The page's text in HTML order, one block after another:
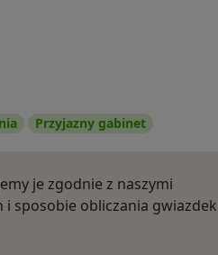
Przyjazny gabinet
je zgodnie z naszymi
sposobie obliczania gwiazdek